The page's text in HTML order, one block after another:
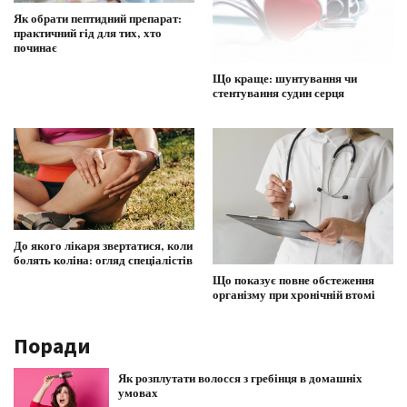
Як обрати пептидний препарат:
практичний гід для тих, хто
починає
Що краще: шунтування чи
стентування судин серця
До якого лікаря звертатися, коли
болять коліна: огляд спеціалістів
Що показує повне обстеження
організму при хронічній втомі
Поради
Як розплутати волосся з гребінця в домашніх
умовах